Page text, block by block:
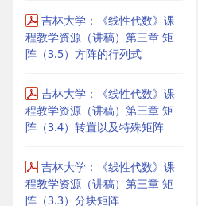
吉林大学：《线性代数》课
程教学资源（讲稿）第三章 矩
阵（3.5）方阵的行列式
吉林大学：《线性代数》课
程教学资源（讲稿）第三章 矩
阵（3.4）转置以及特殊矩阵
吉林大学：《线性代数》课
程教学资源（讲稿）第三章 矩
阵（3.3）分块矩阵